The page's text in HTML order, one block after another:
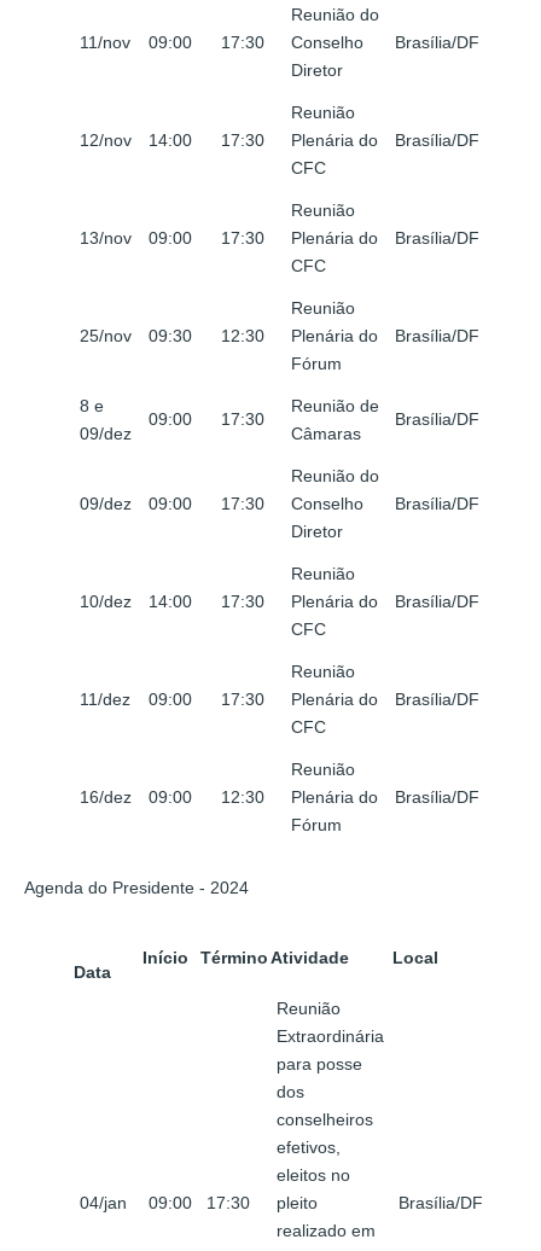
11/nov 09:00 17:30
Reunião do
Conselho
Diretor
Brasília/DF
12/nov 14:00 17:30
Reunião
Plenária do
CFC
Brasília/DF
13/nov 09:00 17:30
Reunião
Plenária do
CFC
Brasília/DF
25/nov 09:30 12:30
Reunião
Plenária do
Fórum
Brasília/DF
8 e
09/dez
09:00 17:30
Reunião de
Câmaras
Brasília/DF
09/dez 09:00 17:30
Reunião do
Conselho
Diretor
Brasília/DF
10/dez 14:00 17:30
Reunião
Plenária do
CFC
Brasília/DF
11/dez 09:00 17:30
Reunião
Plenária do
CFC
Brasília/DF
16/dez 09:00 12:30
Reunião
Plenária do
Fórum
Brasília/DF
Agenda do Presidente - 2024
Data
Início TérminoAtividade Local
04/jan 09:00 17:30
Reunião
Extraordinária
para posse
dos
conselheiros
efetivos,
eleitos no
pleito
realizado em
Brasília/DF